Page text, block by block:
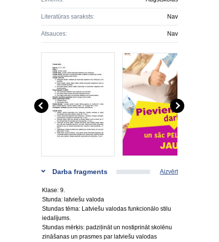
Literatūras saraksts: Nav
Atsauces: Nav
Darba fragments Aizvērt
Klase: 9.
Stunda: latviešu valoda
Stundas tēma: Latviešu valodas funkcionālo stilu
iedalījums.
Stundas mērķis: padziļināt un nostiprināt skolēnu
zināšanas un prasmes par latviešu valodas